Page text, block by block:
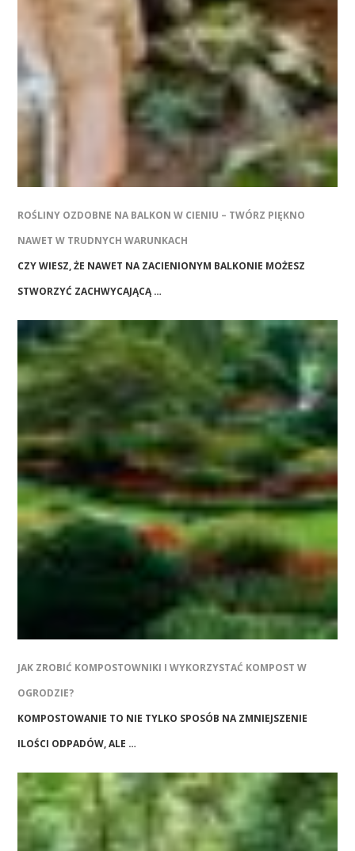
ROŚLINY OZDOBNE NA BALKON W CIENIU – TWÓRZ PIĘKNO
NAWET W TRUDNYCH WARUNKACH
CZY WIESZ, ŻE NAWET NA ZACIENIONYM BALKONIE MOŻESZ
STWORZYĆ ZACHWYCAJĄCĄ …
JAK ZROBIĆ KOMPOSTOWNIKI I WYKORZYSTAĆ KOMPOST W
OGRODZIE?
KOMPOSTOWANIE TO NIE TYLKO SPOSÓB NA ZMNIEJSZENIE
ILOŚCI ODPADÓW, ALE …